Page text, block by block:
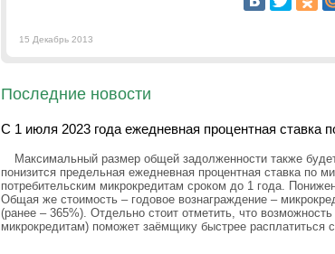
15 Декабрь 2013
Последние новости
С 1 июля 2023 года ежедневная процентная ставка
Максимальный размер общей задолженности также
понизится предельная ежедневная процентная ставка по
потребительским микрокредитам сроком до 1 года.
Общая же стоимость – годовое вознаграждение –
(ранее – 365%). Отдельно стоит отметить, что возможность
микрокредитам) поможет заёмщику быстрее расплатиться